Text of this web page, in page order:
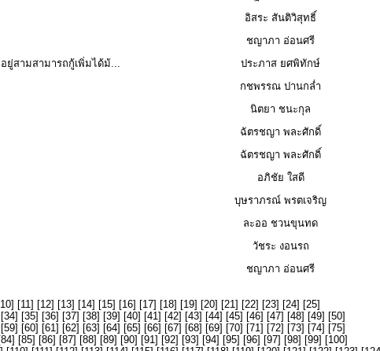
อิสระ สันติวิสุทธิ์
ชญาภา อ่อนศรี
ยู่สามสามารถกู้เพิ่มได้ม้... ประภาส ยศพิทักษ์
กชพรรณ ปานกล่ำ
นิตยา ชนะกุล
ฉัตรชญา พละศักดิ์
ฉัตรชญา พละศักดิ์
อภิชัย ใสดี
บุษราภรณ์ พรตเจริญ
ละออ ชวนขุนทด
วัชระ งอนรถ
ชญาภา อ่อนศรี
10] [11] [12] [13] [14] [15] [16] [17] [18] [19] [20] [21] [22] [23] [24] [25]
34] [35] [36] [37] [38] [39] [40] [41] [42] [43] [44] [45] [46] [47] [48] [49] [50]
59] [60] [61] [62] [63] [64] [65] [66] [67] [68] [69] [70] [71] [72] [73] [74] [75]
84] [85] [86] [87] [88] [89] [90] [91] [92] [93] [94] [95] [96] [97] [98] [99] [100]